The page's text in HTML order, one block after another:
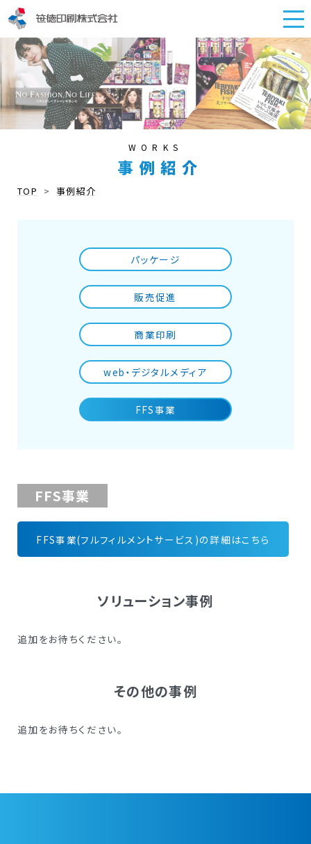
WORKS
事例紹介
TOP > 事例紹介
パッケージ
販売促進
商業印刷
web・デジタルメディア
FFS事業
FFS事業
FFS事業(フルフィルメントサービス)の詳細はこちら
ソリューション事例
追加をお待ちください。
その他の事例
追加をお待ちください。